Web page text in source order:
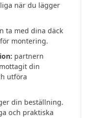
när du lägger
ta med dina däck
montering.
partnern
din
utföra
din beställning.
och praktiska